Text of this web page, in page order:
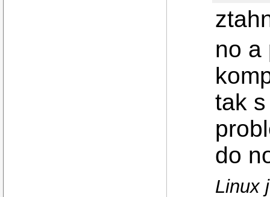
no a
tak
do
Linux